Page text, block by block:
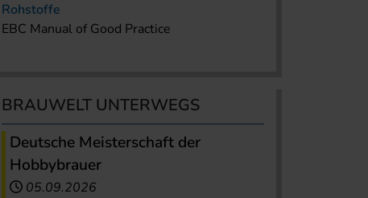
Rohstoffe
EBC Manual of Good Practice
BRAUWELT UNTERWEGS
Deutsche Meisterschaft der
Hobbybrauer
05.09.2026